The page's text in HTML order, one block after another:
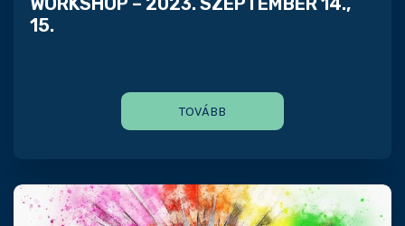
15.
TOVÁBB